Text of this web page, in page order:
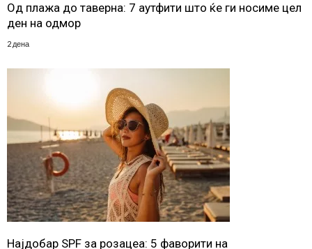
Од плажа до таверна: 7 аутфити што ќе ги носиме цел
ден на одмор
2 дена
Најдобар SPF за розацеа: 5 фаворити на